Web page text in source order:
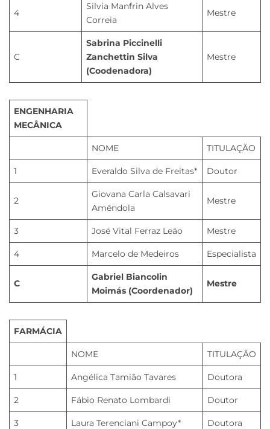
4
Silvia Manfrin Alves
Correia
Mestre
C
Sabrina Piccinelli
Zanchettin Silva
(Coodenadora)
Mestre
ENGENHARIA
MECÂNICA
NOME TITULAÇÃO
1 Everaldo Silva de Freitas* Doutor
2
Giovana Carla Calsavari
Amêndola
Mestre
3 José Vital Ferraz Leão Mestre
4 Marcelo de Medeiros Especialista
C
Gabriel Biancolin
Moimás (Coordenador)
Mestre
FARMÁCIA
NOME TITULAÇÃO
1 Angélica Tamião Tavares Doutora
2 Fábio Renato Lombardi Doutor
3 Laura Terenciani Campoy* Doutora